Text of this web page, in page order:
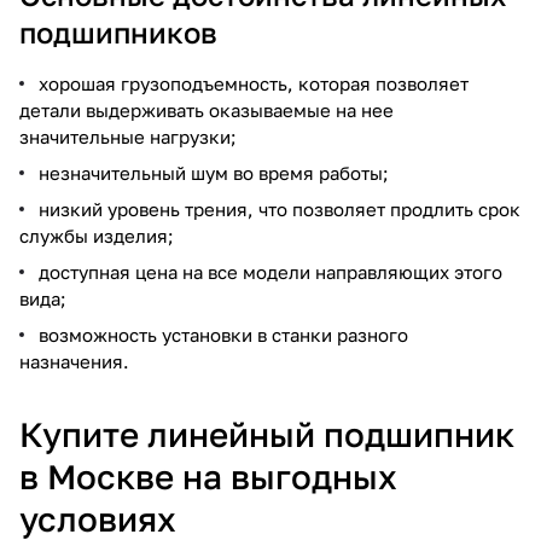
подшипников
хорошая грузоподъемность, которая позволяет
детали выдерживать оказываемые на нее
значительные нагрузки;
незначительный шум во время работы;
низкий уровень трения, что позволяет продлить срок
службы изделия;
доступная цена на все модели направляющих этого
вида;
возможность установки в станки разного
назначения.
Купите линейный подшипник
в Москве на выгодных
условиях